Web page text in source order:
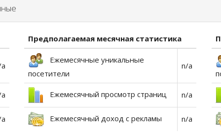
Предполагаемая месячная статистика
Ежемесячные уникальные
посетители
n/a
Ежемесячный просмотр страниц n/a
Ежемесячный доход с рекламы n/a